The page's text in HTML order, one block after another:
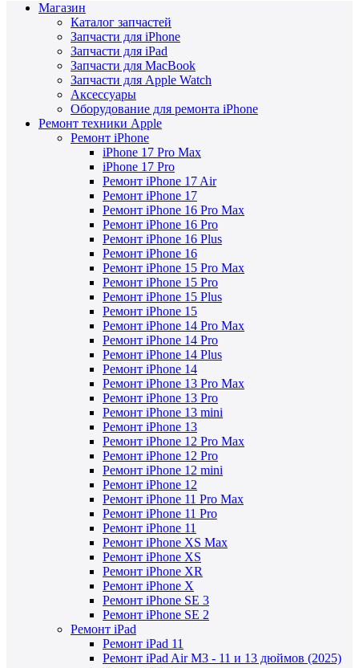
Магазин
Каталог запчастей
Запчасти для iPhone
Запчасти для iPad
Запчасти для MacBook
Запчасти для Apple Watch
Аксессуары
Оборудование для ремонта iPhone
Ремонт техники Apple
Ремонт iPhone
iPhone 17 Pro Max
iPhone 17 Pro
Ремонт iPhone 17 Air
Ремонт iPhone 17
Ремонт iPhone 16 Pro Max
Ремонт iPhone 16 Pro
Ремонт iPhone 16 Plus
Ремонт iPhone 16
Ремонт iPhone 15 Pro Max
Ремонт iPhone 15 Pro
Ремонт iPhone 15 Plus
Ремонт iPhone 15
Ремонт iPhone 14 Pro Max
Ремонт iPhone 14 Pro
Ремонт iPhone 14 Plus
Ремонт iPhone 14
Ремонт iPhone 13 Pro Max
Ремонт iPhone 13 Pro
Ремонт iPhone 13 mini
Ремонт iPhone 13
Ремонт iPhone 12 Pro Max
Ремонт iPhone 12 Pro
Ремонт iPhone 12 mini
Ремонт iPhone 12
Ремонт iPhone 11 Pro Max
Ремонт iPhone 11 Pro
Ремонт iPhone 11
Ремонт iPhone XS Max
Ремонт iPhone XS
Ремонт iPhone XR
Ремонт iPhone X
Ремонт iPhone SE 3
Ремонт iPhone SE 2
Ремонт iPad
Ремонт iPad 11
Ремонт iPad Air M3 - 11 и 13 дюймов (2025)